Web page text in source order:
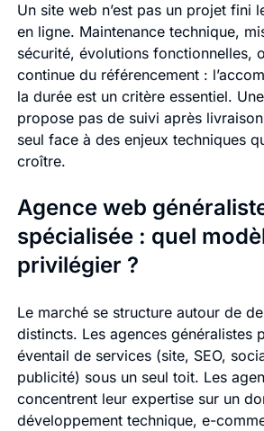
Un site web n’est pas un projet fini
en ligne. Maintenance technique,
sécurité, évolutions fonctionnelles,
continue du référencement :
la durée est un critère essentiel.
propose pas de suivi après
seul face à des enjeux techniques
croître.
Agence web
spécialisée : quel
privilégier ?
Le marché se structure autour de
distincts. Les agences généralistes
éventail de services (site, SEO,
publicité) sous un seul toit. Les
concentrent leur expertise sur un
développement technique, e-